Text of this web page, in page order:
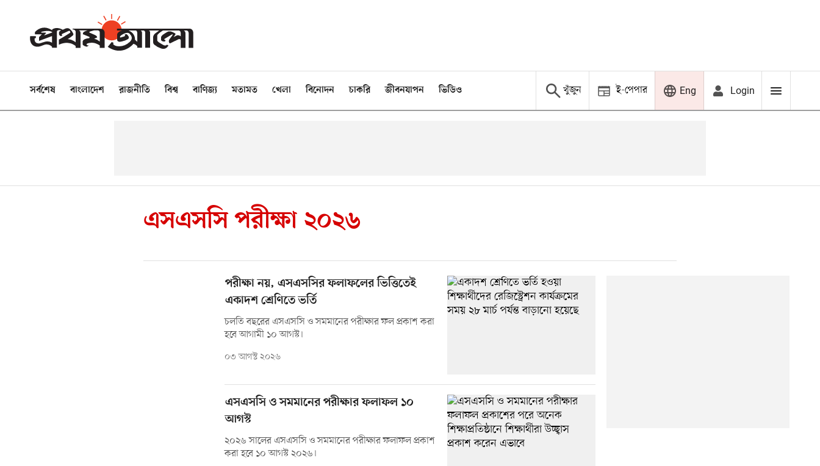
সর্বশেষ বাংলাদেশ রাজনীতি বিশ্ব বাণিজ্য মতামত খেলা বিনোদন চাকরি জীবনযাপন ভিডিও খুঁজুন ই-পেপার Eng Login
এসএসসি পরীক্ষা ২০২৬
পরীক্ষা নয়, এসএসসির ফলাফলের ভিত্তিতেই
একাদশ শ্রেণিতে ভর্তি
চলতি বছরের এসএসসি ও সমমানের পরীক্ষার ফল প্রকাশ করা
হবে আগামী ১০ আগস্ট।
০৩ আগস্ট ২০২৬
এসএসসি ও সমমানের পরীক্ষার ফলাফল ১০
আগস্ট
২০২৬ সালের এসএসসি ও সমমানের পরীক্ষার ফলাফল প্রকাশ
করা হবে ১০ আগস্ট ২০২৬।